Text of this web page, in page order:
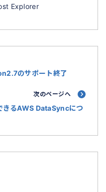
Explorer
のサポート終了
次のページへ
きるAWS DataSyncにつ